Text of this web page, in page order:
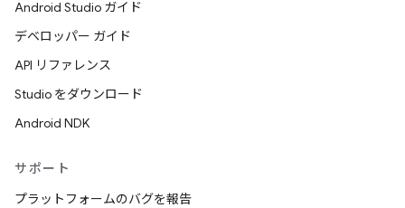
Android Studio ガイド
デベロッパー ガイド
API リファレンス
Studio をダウンロード
Android NDK
サポート
プラットフォームのバグを報告